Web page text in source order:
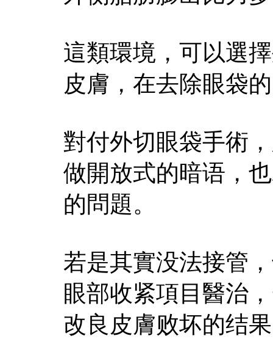
這類環境，可以選
皮膚，在去除眼袋
對付外切眼袋手術
做開放式的暗语，
的問題。
若是其實没法接管
眼部收紧項目醫治
改良皮膚败坏的结